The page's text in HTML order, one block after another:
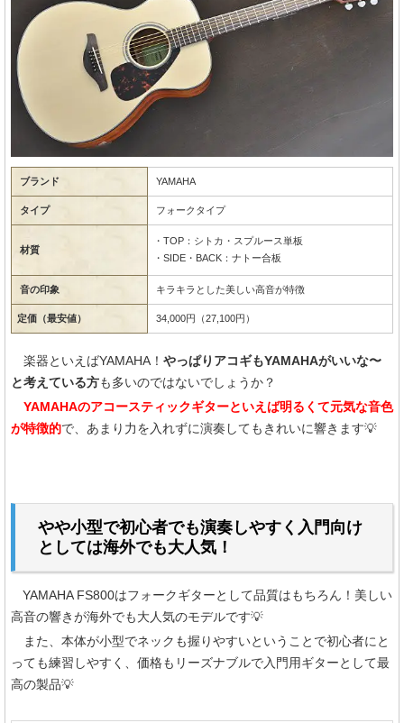
ブランド YAMAHA
タイプ フォークタイプ
材質
・TOP：シトカ・スプルース単板
・SIDE・BACK：ナトー合板
音の印象 キラキラとした美しい高音が特徴
定価（最安値） 34,000円（27,100円）
楽器といえばYAMAHA！ やっぱりアコギもYAMAHAがいいな〜
と考えている方も多いのではないでしょうか？
YAMAHAのアコースティックギターといえば明るくて元気な音色
が特徴的で、あまり力を入れずに演奏してもきれいに響きます💡
やや小型で初心者でも演奏しやすく入門向け
としては海外でも大人気！
YAMAHA FS800はフォークギターとして品質はもちろん！美しい
高音の響きが海外でも大人気のモデルです💡
また、本体が小型でネックも握りやすいということで初心者にと
っても練習しやすく、価格もリーズナブルで入門用ギターとして最
高の製品💡